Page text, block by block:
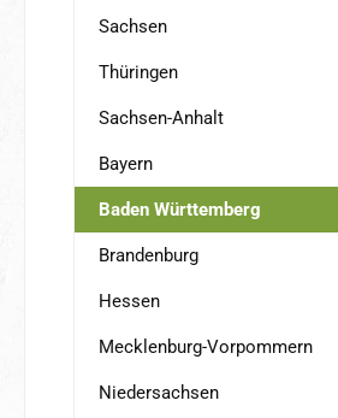
Sachsen
Thüringen
Sachsen-Anhalt
Bayern
Baden Württemberg
Brandenburg
Hessen
Mecklenburg-Vorpommern
Niedersachsen